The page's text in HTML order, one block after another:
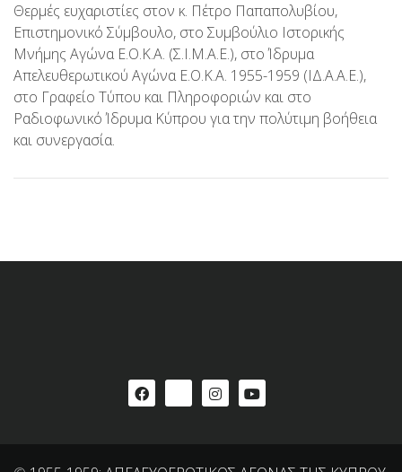
Θερμές ευχαριστίες στον κ. Πέτρο Παπαπολυβίου,
Επιστημονικό Σύμβουλο, στο Συμβούλιο Ιστορικής
Μνήμης Αγώνα Ε.Ο.Κ.Α. (Σ.Ι.Μ.Α.Ε.), στο Ίδρυμα
Απελευθερωτικού Αγώνα Ε.Ο.Κ.Α. 1955-1959 (ΙΔ.Α.Α.Ε.),
στο Γραφείο Τύπου και Πληροφοριών και στο
Ραδιοφωνικό Ίδρυμα Κύπρου για την πολύτιμη βοήθεια
και συνεργασία.